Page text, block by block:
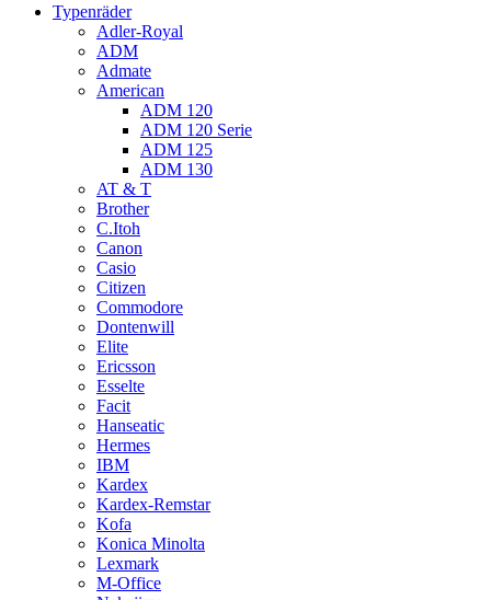
Typenräder
Adler-Royal
ADM
Admate
American
ADM 120
ADM 120 Serie
ADM 125
ADM 130
AT & T
Brother
C.Itoh
Canon
Casio
Citizen
Commodore
Dontenwill
Elite
Ericsson
Esselte
Facit
Hanseatic
Hermes
IBM
Kardex
Kardex-Remstar
Kofa
Konica Minolta
Lexmark
M-Office